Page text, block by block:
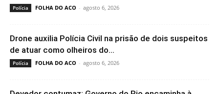
Polícia FOLHA DO ACO - agosto 6, 2026
Drone auxilia Polícia Civil na prisão de dois suspeitos
de atuar como olheiros do...
Polícia FOLHA DO ACO - agosto 6, 2026